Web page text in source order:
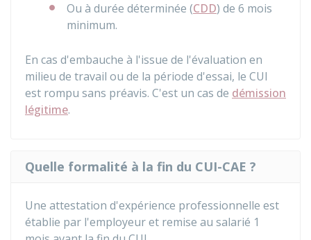
Ou à durée déterminée (CDD) de 6 mois
minimum.
En cas d'embauche à l'issue de l'évaluation en
milieu de travail ou de la période d'essai, le CUI
est rompu sans préavis. C'est un cas de démission
légitime.
Quelle formalité à la fin du CUI-CAE ?
Une attestation d'expérience professionnelle est
établie par l'employeur et remise au salarié 1